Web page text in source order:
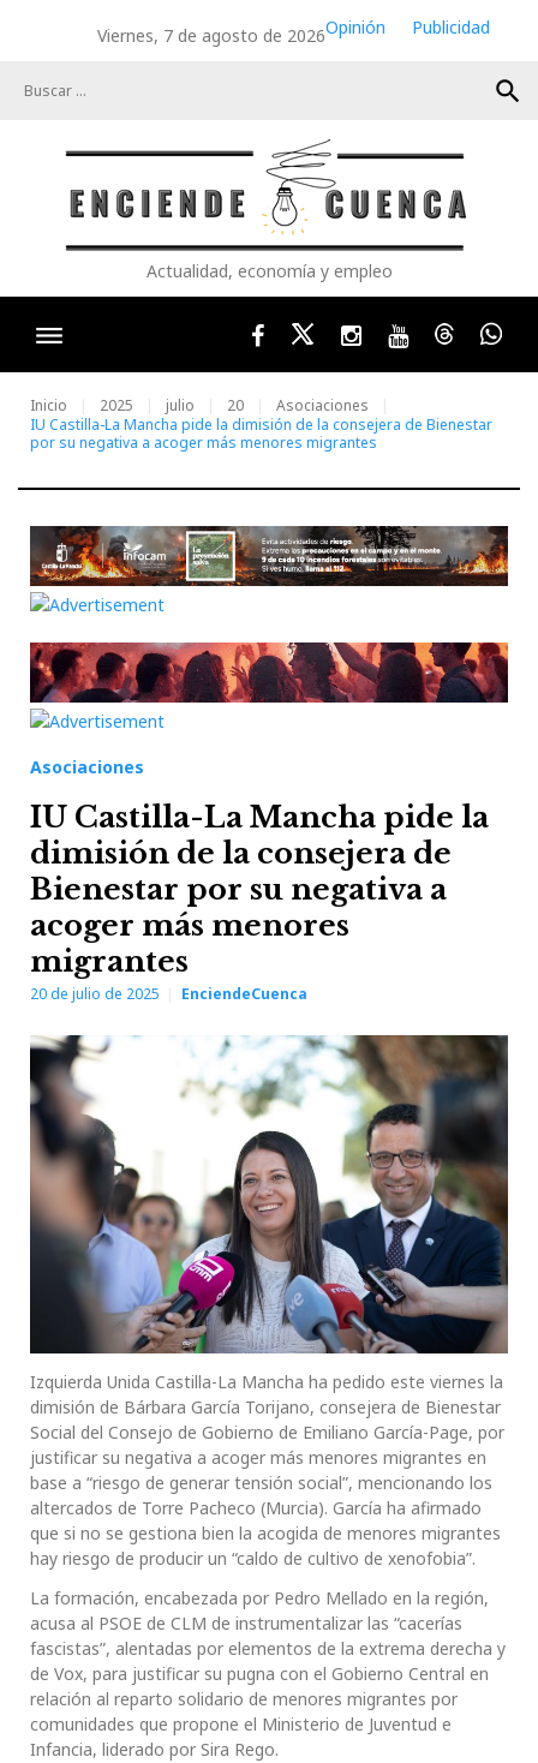
Viernes, 7 de agosto de 2026Opinión
Publicidad
search
Actualidad, economía y empleo
FacebookTwitterInstagram
YoutubeThreads
Inicio 2025 julio 20
Asociaciones
IU Castilla-La Mancha pide la dimisión de la consejera de Bienestar
por su negativa a acoger más menores migrantes
Asociaciones
IU Castilla-La Mancha pide la
dimisión de la consejera de
Bienestar por su negativa a
acoger más menores
migrantes
20 de julio de 2025 EnciendeCuenca
Izquierda Unida Castilla-La Mancha ha pedido este viernes la
dimisión de Bárbara García Torijano, consejera de Bienestar
Social del Consejo de Gobierno de Emiliano García-Page, por
justificar su negativa a acoger más menores migrantes en
base a “riesgo de generar tensión social”, mencionando los
altercados de Torre Pacheco (Murcia). García ha afirmado
que si no se gestiona bien la acogida de menores migrantes
hay riesgo de producir un “caldo de cultivo de xenofobia”.
La formación, encabezada por Pedro Mellado en la región,
acusa al PSOE de CLM de instrumentalizar las “cacerías
fascistas”, alentadas por elementos de la extrema derecha y
de Vox, para justificar su pugna con el Gobierno Central en
relación al reparto solidario de menores migrantes por
comunidades que propone el Ministerio de Juventud e
Infancia, liderado por Sira Rego.